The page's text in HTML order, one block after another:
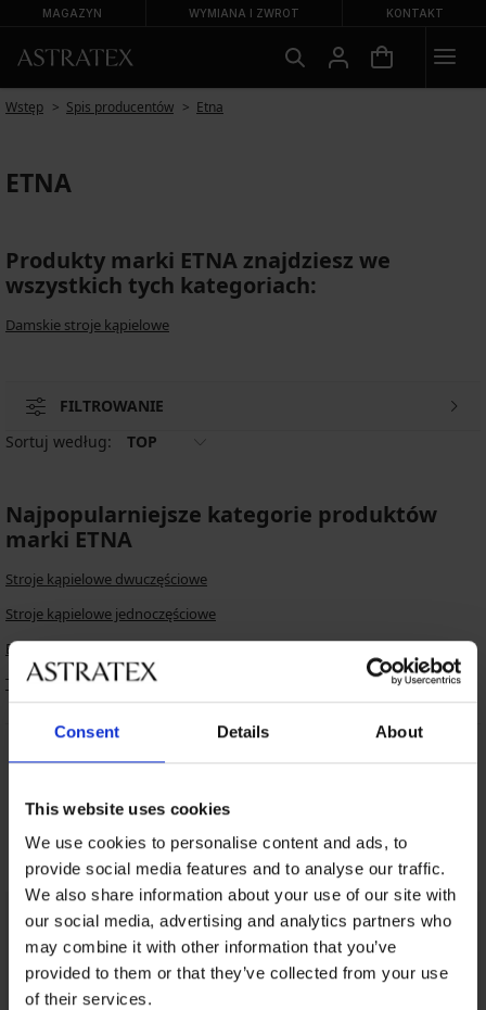
Consent Details About
This website uses cookies
We use cookies to personalise content and ads, to
provide social media features and to analyse our traffic.
We also share information about your use of our site with
our social media, advertising and analytics partners who
may combine it with other information that you’ve
provided to them or that they’ve collected from your use
of their services.
MAGAZYN WYMIANA I ZWROT KONTAKT
Wstęp Spis producentów Etna
ETNA
Produkty marki ETNA znajdziesz we
wszystkich tych kategoriach:
Damskie stroje kąpielowe
FILTROWANIE
Sortuj według:
TOP
Najpopularniejsze kategorie produktów
marki ETNA
Stroje kąpielowe dwuczęściowe
Stroje kąpielowe jednoczęściowe
Bikini
Tankini
Darmowa wymiana i
Korzystne Jak wybrać
Obsługa klienta
W dni robocze od 8.00 do 16.00
713 822 963